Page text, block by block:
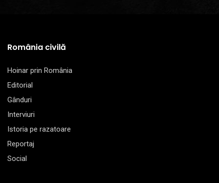
România civilă
Hoinar prin România
Editorial
Gânduri
Interviuri
Istoria pe razatoare
Reportaj
Social